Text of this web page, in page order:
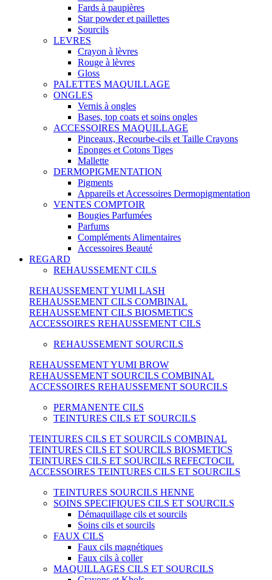
Fards à paupières
Star powder et paillettes
Sourcils
LEVRES
Crayon à lèvres
Rouge à lèvres
Gloss
PALETTES MAQUILLAGE
ONGLES
Vernis à ongles
Bases, top coats et soins ongles
ACCESSOIRES MAQUILLAGE
Pinceaux, Recourbe-cils et Taille Crayons
Eponges et Cotons Tiges
Mallette
DERMOPIGMENTATION
Pigments
Appareils et Accessoires Dermopigmentation
VENTES COMPTOIR
Bougies Parfumées
Parfums
Compléments Alimentaires
Accessoires Beauté
REGARD
REHAUSSEMENT CILS
REHAUSSEMENT YUMI LASH
REHAUSSEMENT CILS COMBINAL
REHAUSSEMENT CILS BIOSMETICS
ACCESSOIRES REHAUSSEMENT CILS
REHAUSSEMENT SOURCILS
REHAUSSEMENT YUMI BROW
REHAUSSEMENT SOURCILS COMBINAL
ACCESSOIRES REHAUSSEMENT SOURCILS
PERMANENTE CILS
TEINTURES CILS ET SOURCILS
TEINTURES CILS ET SOURCILS COMBINAL
TEINTURES CILS ET SOURCILS BIOSMETICS
TEINTURES CILS ET SOURCILS REFECTOCIL
ACCESSOIRES TEINTURES CILS ET SOURCILS
TEINTURES SOURCILS HENNE
SOINS SPECIFIQUES CILS ET SOURCILS
Démaquillage cils et sourcils
Soins cils et sourcils
FAUX CILS
Faux cils magnétiques
Faux cils à coller
MAQUILLAGES CILS ET SOURCILS